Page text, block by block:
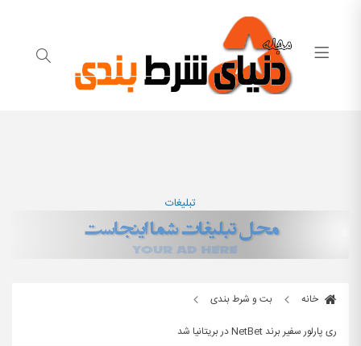
تبلیغات
خانه
بت و شرط بندی
ری پارلور سفیر برند NetBet در بریتانیا شد